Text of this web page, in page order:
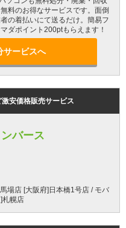
料のお得なサービスです。面倒
の着払いにて送るだけ。簡易フ
ダポイント200ptもらえます！
サービスへ
安価格販売サービス
バース
場店 [大阪府]日本橋1号店 / モバ
札幌店